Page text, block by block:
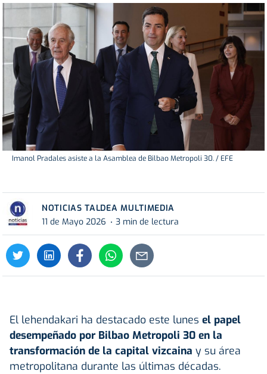
Imanol Pradales asiste a la Asamblea de Bilbao Metropoli 30. / EFE
NOTICIAS TALDEA MULTIMEDIA
11 de Mayo 2026
3 min de lectura
El lehendakari ha destacado este lunes el papel
desempeñado por Bilbao Metropoli 30 en la
transformación de la capital vizcaina y su área
metropolitana durante las últimas décadas.